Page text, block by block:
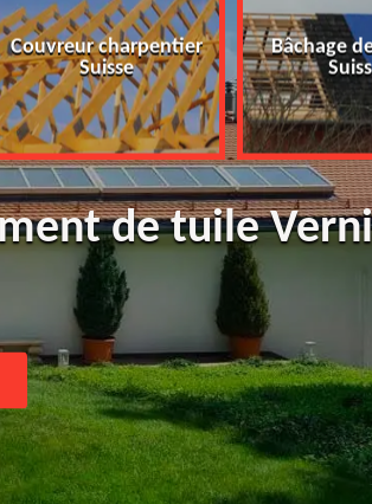
Couvreur charpentier
Suisse
Bâchage
de tuile